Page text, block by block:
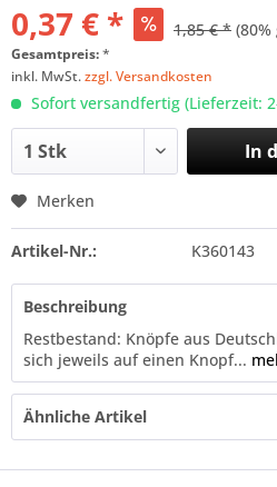
0,37 € * 1,85 € *
Gesamtpreis:*
inkl. MwSt.zzgl. Versandkosten
Sofort versandfertig (Lieferzeit:
In
Merken
Artikel-Nr.: K360143
Beschreibung
Restbestand: Knöpfe aus
sich jeweils auf einen Knopf...
Ähnliche Artikel